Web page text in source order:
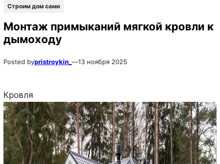
Строим дом сами
Монтаж примыканий мягкой кровли к
дымоходу
Posted bypristroykin_ —13 ноября 2025
Кровля